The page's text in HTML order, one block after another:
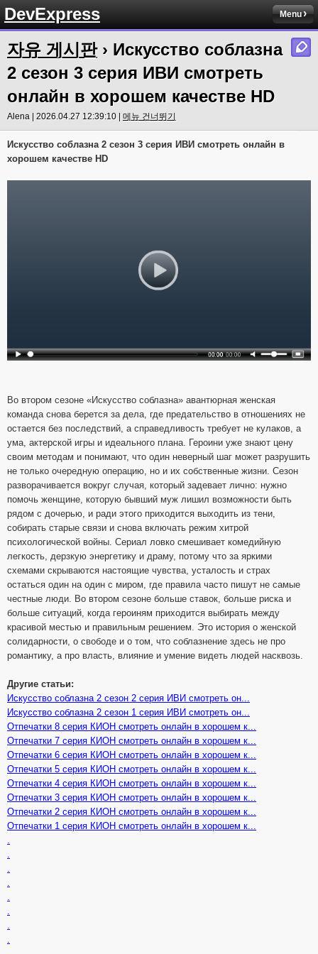
DevExpress Menu
자유 게시판› Искусство соблазна
2 сезон 3 серия ИВИ смотреть
онлайн в хорошем качестве HD
Alena | 2026.04.27 12:39:10 | 메뉴 건너뛰기
Искусство соблазна 2 сезон 3 серия ИВИ смотреть онлайн в
хорошем качестве HD
Во втором сезоне «Искусство соблазна» авантюрная женская
команда снова берется за дела, где предательство в отношениях не
остается без последствий, а справедливость требует не кулаков, а
ума, актерской игры и идеального плана. Героини уже знают цену
своим методам и понимают, что один неверный шаг может разрушить
не только очередную операцию, но и их собственные жизни. Сезон
разворачивается вокруг случая, который задевает лично: нужно
помочь женщине, которую бывший муж лишил возможности быть
рядом с дочерью, и ради этого приходится выходить из тени,
собирать старые связи и снова включать режим хитрой
психологической войны. Сериал ловко смешивает комедийную
легкость, дерзкую энергетику и драму, потому что за яркими
схемами скрываются настоящие чувства, усталость и страх
остаться один на один с миром, где правила часто пишут не самые
честные люди. Во втором сезоне больше ставок, больше риска и
больше ситуаций, когда героиням приходится выбирать между
красивой местью и правильным решением. Это история о женской
солидарности, о свободе и о том, что соблазнение здесь не про
романтику, а про власть, влияние и умение видеть людей насквозь.
Другие статьи:
Искусство соблазна 2 сезон 2 серия ИВИ смотреть он...
Искусство соблазна 2 сезон 1 серия ИВИ смотреть он...
Отпечатки 8 серия КИОН смотреть онлайн в хорошем к...
Отпечатки 7 серия КИОН смотреть онлайн в хорошем к...
Отпечатки 6 серия КИОН смотреть онлайн в хорошем к...
Отпечатки 5 серия КИОН смотреть онлайн в хорошем к...
Отпечатки 4 серия КИОН смотреть онлайн в хорошем к...
Отпечатки 3 серия КИОН смотреть онлайн в хорошем к...
Отпечатки 2 серия КИОН смотреть онлайн в хорошем к...
Отпечатки 1 серия КИОН смотреть онлайн в хорошем к...
.
.
.
.
.
.
.
.